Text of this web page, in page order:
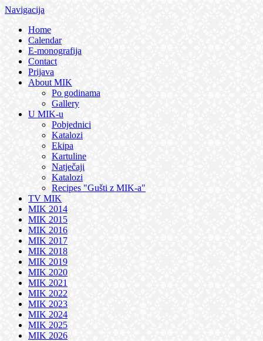
Navigacija
Home
Calendar
E-monografija
Contact
Prijava
About MIK
Po godinama
Gallery
U MIK-u
Pobjednici
Katalozi
Ekipa
Kartuline
Natječaji
Katalozi
Recipes "Gušti z MIK-a"
TV MIK
MIK 2014
MIK 2015
MIK 2016
MIK 2017
MIK 2018
MIK 2019
MIK 2020
MIK 2021
MIK 2022
MIK 2023
MIK 2024
MIK 2025
MIK 2026